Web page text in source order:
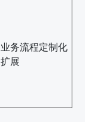
业务流程定制化
扩展